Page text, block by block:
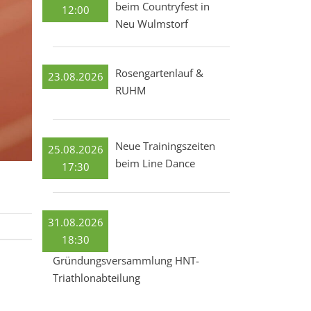
12:00
beim Countryfest in
Neu Wulmstorf
23.08.2026
Rosengartenlauf &
RUHM
25.08.2026
17:30
Neue Trainingszeiten
beim Line Dance
31.08.2026
18:30
Gründungsversammlung HNT-
Triathlonabteilung